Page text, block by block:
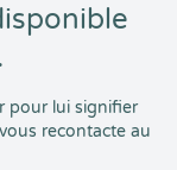
pour lui signifier
recontacte au